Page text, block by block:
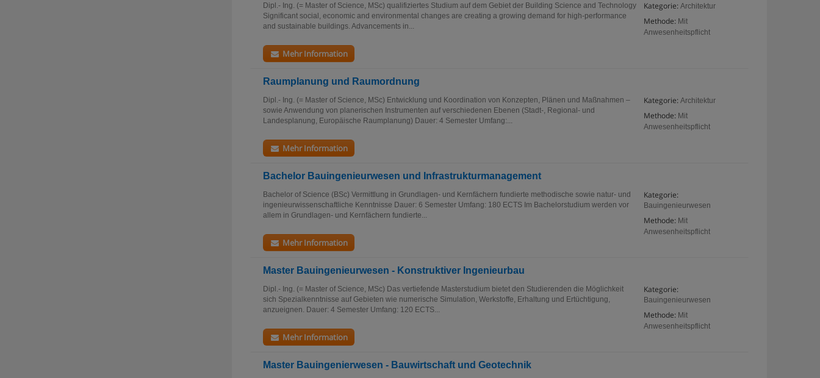
Kategorie: Architektur
Methode: Mit
Anwesenheitspflicht
Dipl.- Ing. (= Master of Science, MSc) qualifiziertes Studium auf dem Gebiet der Building Science and Technology
Significant social, economic and environmental changes are creating a growing demand for high-performance
and sustainable buildings. Advancements in...
Mehr Information
Raumplanung und Raumordnung
Kategorie: Architektur
Methode: Mit
Anwesenheitspflicht
Dipl.- Ing. (= Master of Science, MSc) Entwicklung und Koordination von Konzepten, Plänen und Maßnahmen –
sowie Anwendung von planerischen Instrumenten auf verschiedenen Ebenen (Stadt-, Regional- und
Landesplanung, Europäische Raumplanung) Dauer: 4 Semester Umfang:...
Mehr Information
Bachelor Bauingenieurwesen und Infrastrukturmanagement
Kategorie:
Bauingenieurwesen
Methode: Mit
Anwesenheitspflicht
Bachelor of Science (BSc) Vermittlung in Grundlagen- und Kernfächern fundierte methodische sowie natur- und
ingenieurwissenschaftliche Kenntnisse Dauer: 6 Semester Umfang: 180 ECTS Im Bachelorstudium werden vor
allem in Grundlagen- und Kernfächern fundierte...
Mehr Information
Master Bauingenieurwesen - Konstruktiver Ingenieurbau
Kategorie:
Bauingenieurwesen
Methode: Mit
Anwesenheitspflicht
Dipl.- Ing. (= Master of Science, MSc) Das vertiefende Masterstudium bietet den Studierenden die Möglichkeit
sich Spezialkenntnisse auf Gebieten wie numerische Simulation, Werkstoffe, Erhaltung und Ertüchtigung,
anzueignen. Dauer: 4 Semester Umfang: 120 ECTS...
Mehr Information
Master Bauingenierwesen - Bauwirtschaft und Geotechnik